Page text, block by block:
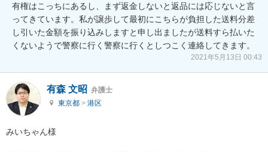
有権はこっちにあるし、まず返金しないと返品には応じないと言
ってきています。私が譲歩して最初にこちらが負担した送料分差
し引いた金額を振り込みしますと申し出ましたが送料すら払いた
くないようで警察に行く警察に行くとしつこく連絡してきます。
2021年5月13日 00:43
有森 文昭 弁護士
東京都 > 港区
みいちゃん様